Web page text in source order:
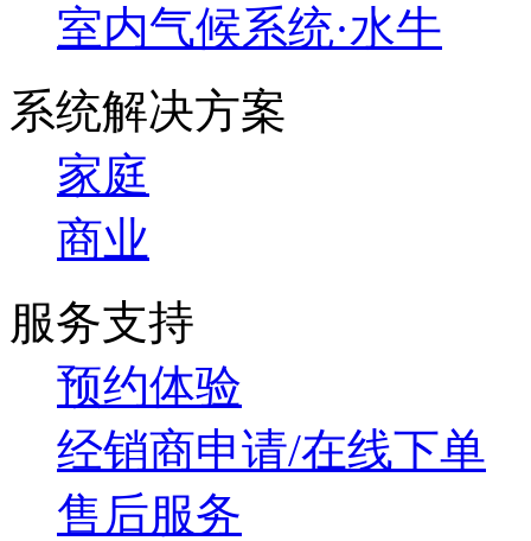
室内气候系统·水牛
系统解决方案
家庭
商业
服务支持
预约体验
经销商申请/在线下单
售后服务